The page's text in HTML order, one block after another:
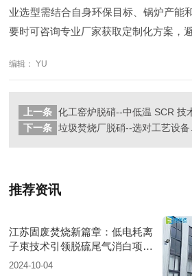
业选型需结合自身环保目标、锅炉产能
要时可咨询专业厂家获取定制化方案，
编辑： YU
上一条
下一条
推荐资讯
江苏固废焚烧新篇章：低电耗离
子束技术引领脱硫尾气消白项目
圆满落成
2024-10-04